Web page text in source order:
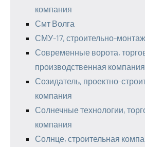
компания
Смт Волга
СМУ-17, строительно-
Современные ворота,
производственная компания
Созидатель, проектно-
компания
Солнечные технологии,
компания
Солнце, строительная